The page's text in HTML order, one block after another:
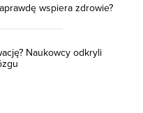
wspiera zdrowie?
Naukowcy odkryli